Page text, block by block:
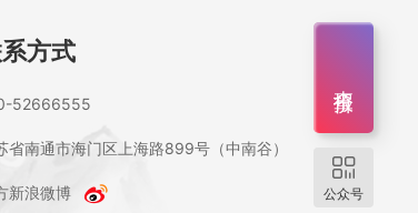
方式
52666555
省南通市海门区上海路899号（中南谷）
新浪微博 公众号